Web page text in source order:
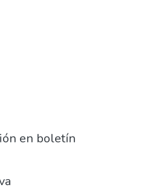
en boletín